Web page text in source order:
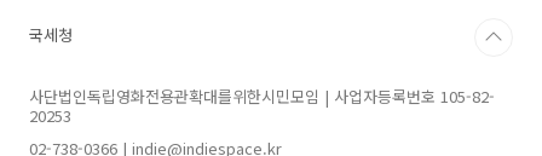
국세청
사단법인독립영화전용관확대를위한시민모임 | 사업자등록번호 105-82-
20253
02-738-0366 | indie@indiespace.kr